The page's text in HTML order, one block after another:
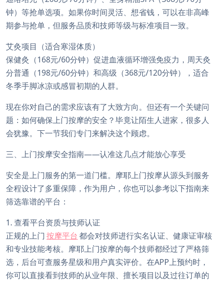
钟）等抢单选项。如果你时间灵活、想省钱，可以在非高峰
期参与抢单，但服务品质和技师等级与标准项目一致。
艾灸项目（适合寒湿体质）
保健灸（168元/60分钟）促进血液循环增强免疫力，周天灸
分普通（198元/60分钟）和高级（368元/120分钟），适合
冬季手脚冰凉或感冒初期的人群。
现在你对自己的需求应该有了大致方向。但还有一个关键问
题：如何确保上门按摩的安全？毕竟让陌生人进家，很多人
会犹豫。下一节我们专门来解决这个顾虑。
三、上门按摩安全指南——认准这几点才能放心享受
安全是上门服务的第一道门槛。摩耶上门按摩从源头到服务
全程设计了多重保障，作为用户，你也可以参考以下指南来
筛选靠谱的平台：
1. 查看平台资质与技师认证
正规的上门 按摩平台 都会对技师进行实名认证、健康证审核
和专业技能考核。摩耶上门按摩的每个技师都经过了严格筛
选，后台可查服务星级和用户真实评价。在APP上预约时，
你可以直接看到技师的从业年限、擅长项目以及过往订单的